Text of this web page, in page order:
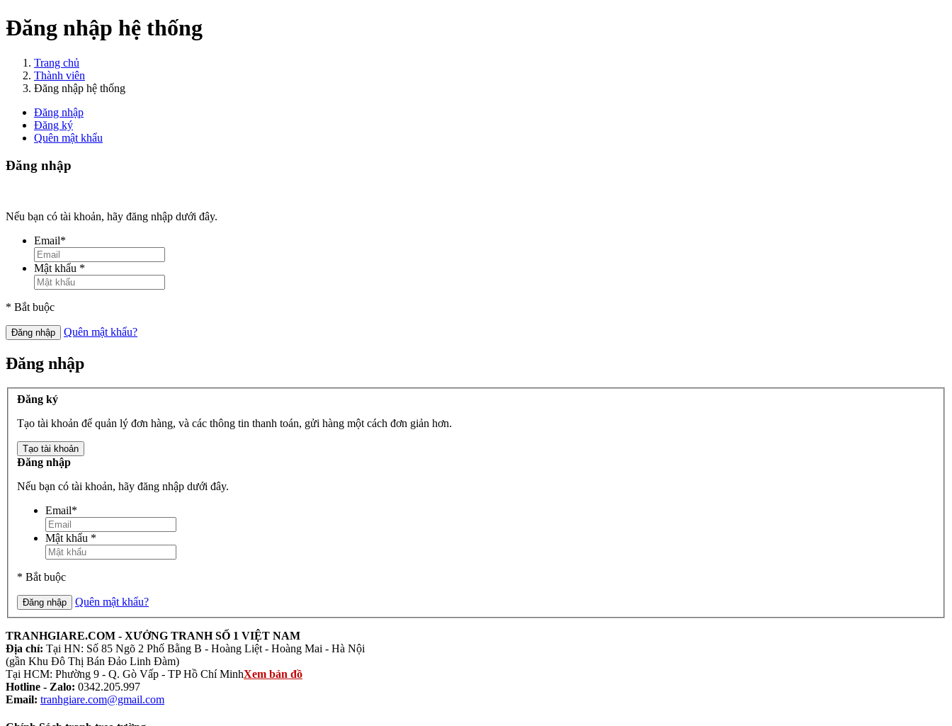
Đăng nhập hệ thống
Trang chủ
Thành viên
Đăng nhập hệ thống
Đăng nhập
Đăng ký
Quên mật khẩu
Đăng nhập
Nếu bạn có tài khoản, hãy đăng nhập dưới đây.
Email*
Mật khẩu *
* Bắt buộc
Đăng nhập Quên mật khẩu?
Đăng nhập
Đăng ký
Tạo tài khoản để quản lý đơn hàng, và các thông tin thanh toán, gửi hàng một cách đơn giản hơn.
Tạo tài khoản
Đăng nhập
Nếu bạn có tài khoản, hãy đăng nhập dưới đây.
Email*
Mật khẩu *
* Bắt buộc
Đăng nhập Quên mật khẩu?
TRANHGIARE.COM - XƯỞNG TRANH SỐ 1 VIỆT NAM
Địa chỉ: Tại HN: Số 85 Ngõ 2 Phố Bằng B - Hoàng Liệt - Hoàng Mai - Hà Nội
(gần Khu Đô Thị Bán Đảo Linh Đàm)
Tại HCM: Phường 9 - Q. Gò Vấp - TP Hồ Chí MinhXem bản đồ
Hotline - Zalo: 0342.205.997
Email: tranhgiare.com@gmail.com